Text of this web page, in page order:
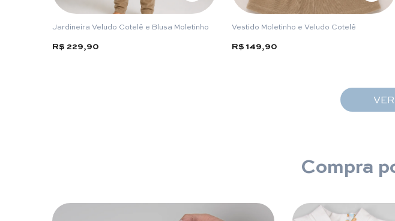
Jardineira Veludo Cotelê e Blusa Moletinho
R$ 229,90
Vestido Moletinho e Veludo Cotelê
R$ 149,90
Compra